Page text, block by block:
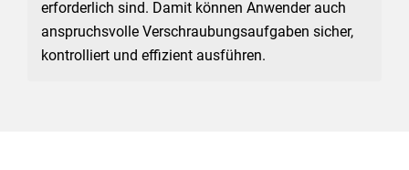
erforderlich sind. Damit können Anwender auch
anspruchsvolle Verschraubungsaufgaben sicher,
kontrolliert und effizient ausführen.